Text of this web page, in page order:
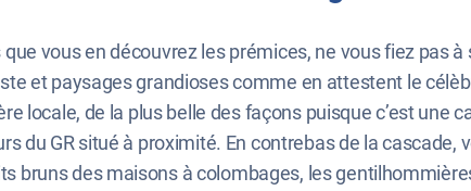
vous en découvrez les prémices, ne vous fiez pas
et paysages grandioses comme en attestent le
locale, de la plus belle des façons puisque c’est
du GR situé à proximité. En contrebas de la
bruns des maisons à colombages, les